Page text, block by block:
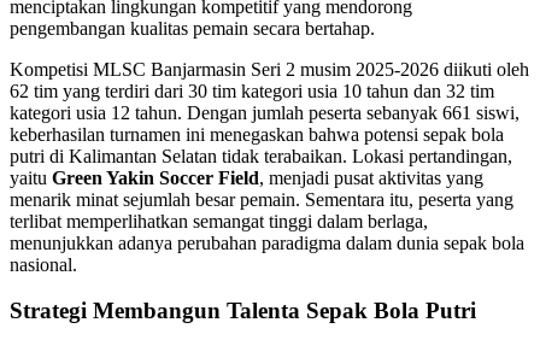
menciptakan lingkungan kompetitif yang mendorong
pengembangan kualitas pemain secara bertahap.
Kompetisi MLSC Banjarmasin Seri 2 musim 2025-2026 diikuti oleh
62 tim yang terdiri dari 30 tim kategori usia 10 tahun dan 32 tim
kategori usia 12 tahun. Dengan jumlah peserta sebanyak 661 siswi,
keberhasilan turnamen ini menegaskan bahwa potensi sepak bola
putri di Kalimantan Selatan tidak terabaikan. Lokasi pertandingan,
yaitu Green Yakin Soccer Field, menjadi pusat aktivitas yang
menarik minat sejumlah besar pemain. Sementara itu, peserta yang
terlibat memperlihatkan semangat tinggi dalam berlaga,
menunjukkan adanya perubahan paradigma dalam dunia sepak bola
nasional.
Strategi Membangun Talenta Sepak Bola Putri